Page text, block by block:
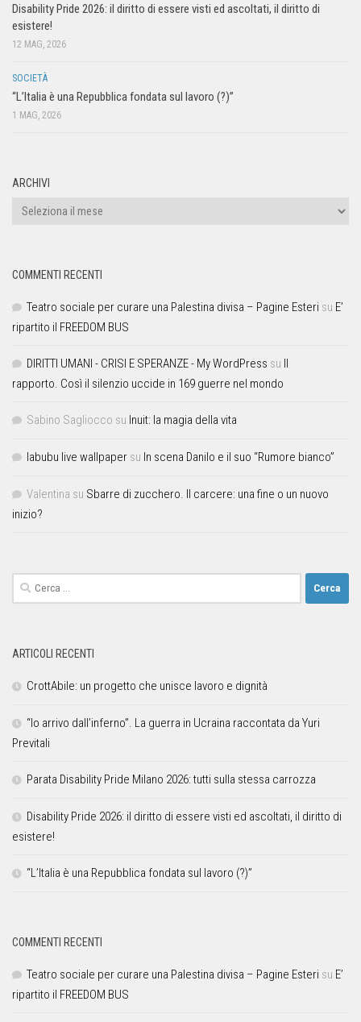
Disability Pride 2026: il diritto di essere visti ed ascoltati, il diritto di
esistere!
12 MAG, 2026
SOCIETÀ
“L’Italia è una Repubblica fondata sul lavoro (?)”
1 MAG, 2026
ARCHIVI
COMMENTI RECENTI
Teatro sociale per curare una Palestina divisa – Pagine Esteri su E’
ripartito il FREEDOM BUS
DIRITTI UMANI - CRISI E SPERANZE - My WordPress su Il
rapporto. Così il silenzio uccide in 169 guerre nel mondo
Sabino Sagliocco su Inuit: la magia della vita
labubu live wallpaper su In scena Danilo e il suo “Rumore bianco”
Valentina su Sbarre di zucchero. Il carcere: una fine o un nuovo
inizio?
ARTICOLI RECENTI
CrottAbile: un progetto che unisce lavoro e dignità
“Io arrivo dall’inferno”. La guerra in Ucraina raccontata da Yuri
Previtali
Parata Disability Pride Milano 2026: tutti sulla stessa carrozza
Disability Pride 2026: il diritto di essere visti ed ascoltati, il diritto di
esistere!
“L’Italia è una Repubblica fondata sul lavoro (?)”
COMMENTI RECENTI
Teatro sociale per curare una Palestina divisa – Pagine Esteri su E’
ripartito il FREEDOM BUS